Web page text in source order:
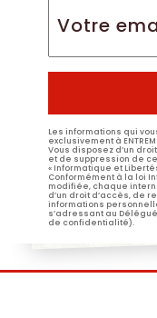
email*
Les informations qui
exclusivement à
Vous disposez d’un
et de suppression de
« Informatique et
Conformément à la loi
modifiée, chaque
d’un droit d’accès, de
informations
s’adressant au
de confidentialité).